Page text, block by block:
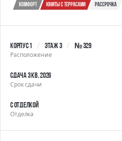
Комфорт юниты с террасами Рассрочка
Корпус 1 Этаж 3 № 329
Расположение
Сдача 3 кв. 2026
Срок сдачи
С отделкой
Отделка